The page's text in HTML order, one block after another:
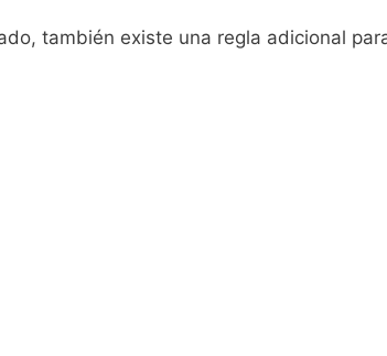
también existe una regla adicional